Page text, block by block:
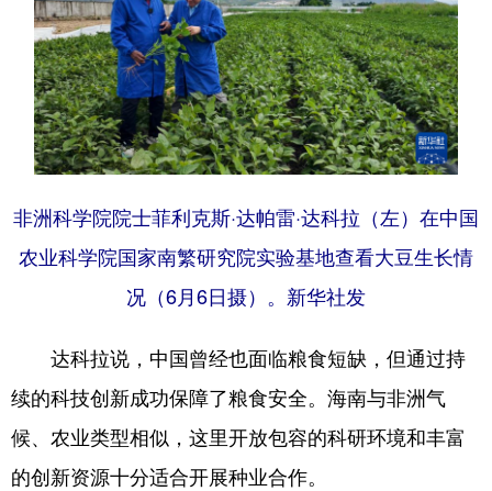
非洲科学院院士菲利克斯·达帕雷·达科拉（左）在中国
农业科学院国家南繁研究院实验基地查看大豆生长情
况（6月6日摄）。新华社发
达科拉说，中国曾经也面临粮食短缺，但通过持
续的科技创新成功保障了粮食安全。海南与非洲气
候、农业类型相似，这里开放包容的科研环境和丰富
的创新资源十分适合开展种业合作。